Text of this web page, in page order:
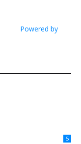
Powered by
5